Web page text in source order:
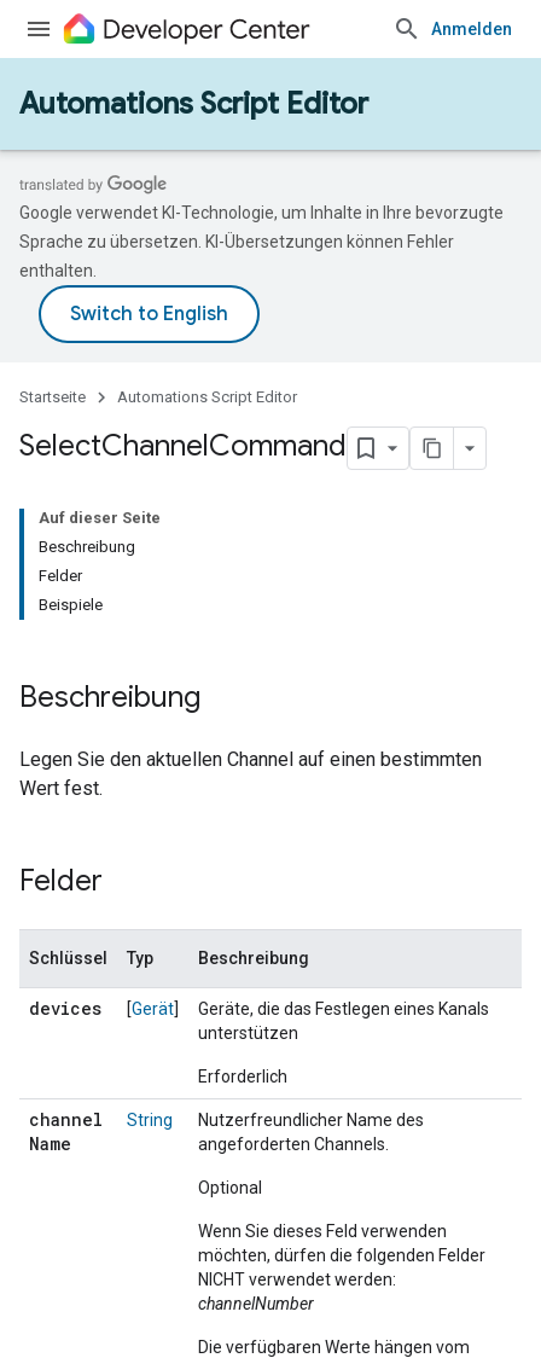
Anmelden
Automations Script Editor
Google verwendet KI-Technologie, um Inhalte in Ihre bevorzugte
Sprache zu übersetzen. KI-Übersetzungen können Fehler
enthalten.
Startseite Automations Script Editor
SelectChannelCommand
Auf dieser Seite
Beschreibung
Felder
Beispiele
Beschreibung
Legen Sie den aktuellen Channel auf einen bestimmten
Wert fest.
Felder
Schlüssel Typ Beschreibung
devices [Gerät]
Geräte, die das Festlegen eines Kanals
unterstützen
Erforderlich
channel
Name
String
Nutzerfreundlicher Name des
angeforderten Channels.
Optional
Wenn Sie dieses Feld verwenden
möchten, dürfen die folgenden Felder
NICHT verwendet werden:
channelNumber
Die verfügbaren Werte hängen vom